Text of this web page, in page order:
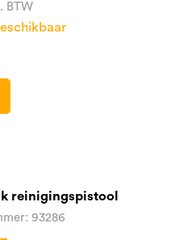
BTW
reinigingspistool
93286